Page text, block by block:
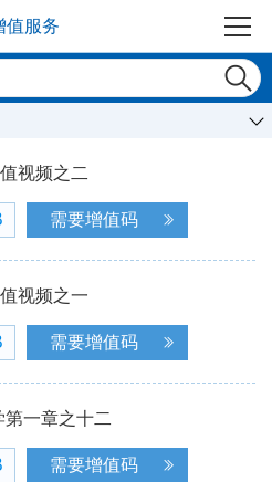
值服务
视频之二
需要增值码
视频之一
需要增值码
第一章之十二
需要增值码